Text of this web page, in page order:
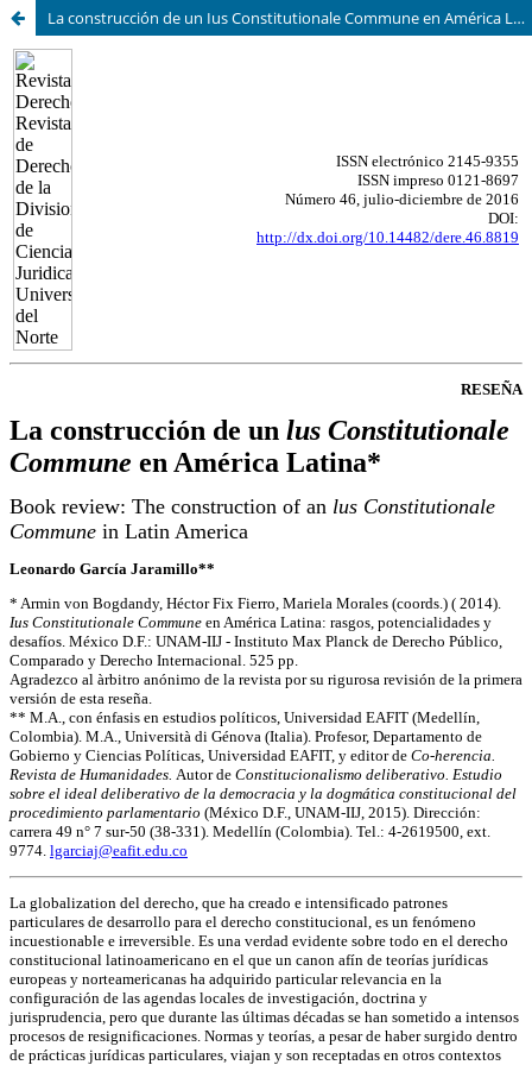
La construcción de un Ius Constitutionale Commune en América Latina